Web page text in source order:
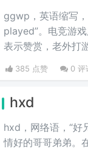
ggwp，英‌‌‌‌‌‌‌‌‌‌‌语缩写
played”。电竞游
表示赞赏，老外打
385 点赞 0 评
hxd
hxd，网络语，“好
情好的哥哥弟弟。